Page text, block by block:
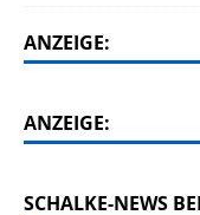
ANZEIGE:
ANZEIGE:
SCHALKE-NEWS